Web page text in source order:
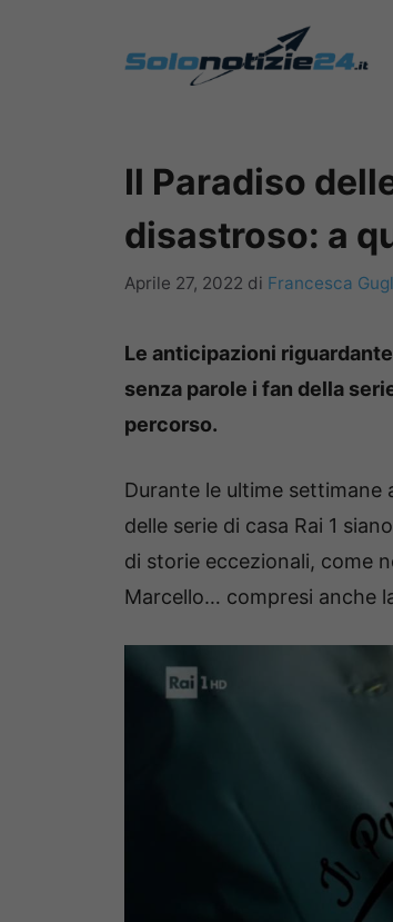
Il Paradiso
disastroso: a
Aprile 27, 2022 di Francesca
Le anticipazioni
senza parole i fan della
percorso.
Durante le ultime
delle serie di casa Rai 1
di storie eccezionali, come
Marcello… compresi anche